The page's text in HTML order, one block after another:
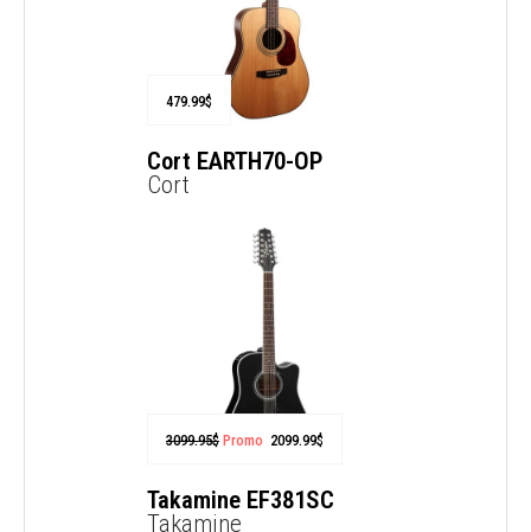
479.99$
Cort EARTH70-OP
Cort
3099.95$ Promo 2099.99$
Takamine EF381SC
Takamine